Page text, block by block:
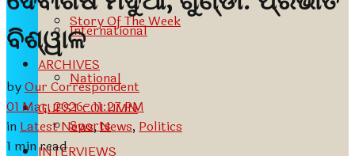
Story Of The Week
ARCHIVES
GUEST COLUMN
INTERVIEWS
International
National
Sports
ବିଶ୍ୱାଳ
byOur Correspondent
01 Mar, 2026- 11:27 PM
in Latest News,News, Politics
1 min read